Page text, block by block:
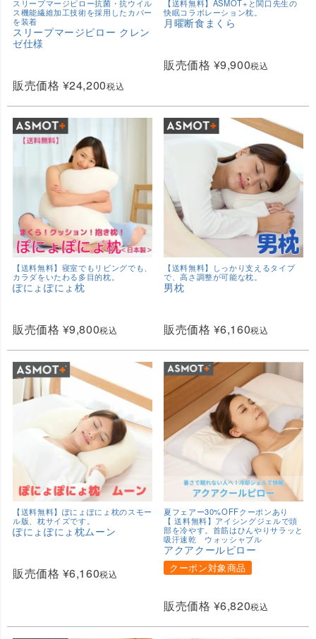
スリープマージピロー抗菌・抗ウイル
ス機能繊維加工技術を採用したカバー
を装着
スリープマージピロー クレン
ゼ仕様
販売価格 ¥24,200税込
【送料無料】ASMOT+と関口先生の
快眠コラボレーション枕。
月曜断食まくら
販売価格 ¥9,900税込
【送料無料】寝室でもリビングでも、
カラダをいたわる多目的枕。
ぽにょぽにょ枕
販売価格 ¥9,800税込
【送料無料】しっかり支えるタイプ
で、高さ調整が可能な枕。
男枕
販売価格 ¥6,160税込
【送料無料】ぽにょぽにょ枕のスモー
ル版、枕サイズです。
ぽにょぽにょ枕ムーン
販売価格 ¥6,160税込
夏フェアー30%OFFクーポンあり
【 送料無料】アイシングジェルで頭
部を冷やす。首筋はひんやりサラッと
吸汗速乾 ウォッシャブル
アクアクールピロー
クーポン対象商品
販売価格 ¥6,820税込